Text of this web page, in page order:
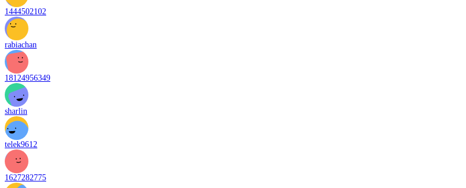
1444502102
rabiachan
18124956349
sharlin
telek9612
1627282775